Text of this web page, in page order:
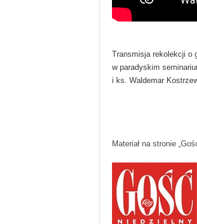
Transmisja rekolekcji o
w paradyskim
i ks. Waldemar
Materiał na stronie